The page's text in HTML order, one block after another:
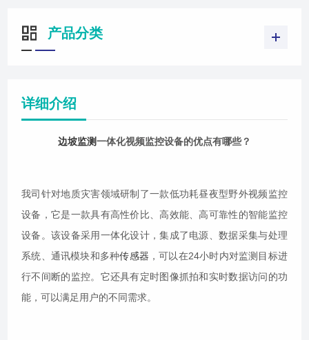
产品分类
详细介绍
边坡监测一体化视频监控设备的优点有哪些？
我司针对地质灾害领域研制了一款低功耗昼夜型野外视频监控
设备，它是一款具有高性价比、高效能、高可靠性的智能监控
设备。该设备采用一体化设计，集成了电源、数据采集与处理
系统、通讯模块和多种传感器 ，可以在24小时内对监测目标进
行不间断的监控。它还具有定时图像抓拍和实时数据访问的功
能，可以满足用户的不同需求。